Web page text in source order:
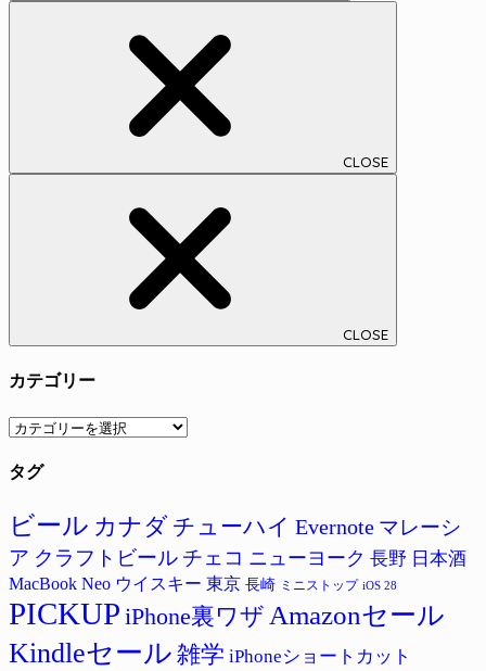
CLOSE
CLOSE
カテゴリー
カ
ゴ
ー
タグ
ビール カナダ チューハイ Evernote マレーシ
ア クラフトビール チェコ ニューヨーク 長野 日本酒
MacBook Neo ウイスキー 東京 長崎 ミニストップ iOS 28
PICKUP iPhone裏ワザ Amazonセール
Kindleセール 雑学 iPhoneショートカット